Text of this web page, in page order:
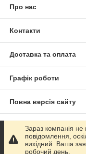
Про нас
Контакти
Доставка та оплата
Графік роботи
Повна версія сайту
Сайт створено на
Політика
Зараз компанія
повідомлення,
вихідний. Ваша
робочий день.